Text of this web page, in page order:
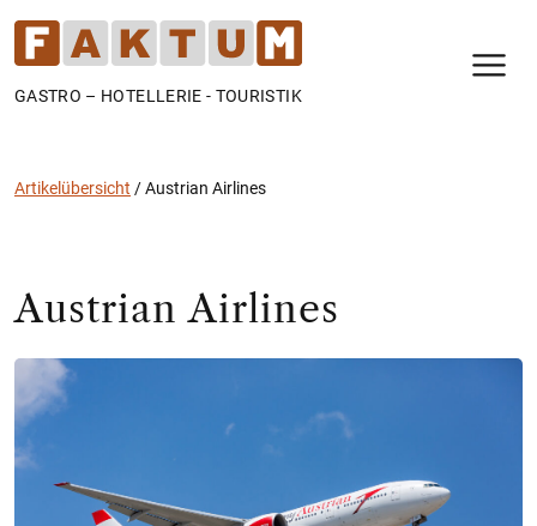
GASTRO – HOTELLERIE - TOURISTIK
Artikelübersicht /Austrian Airlines
Austrian Airlines